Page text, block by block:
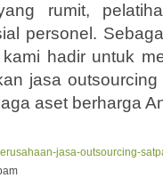
rumit,
personel.
hadir untuk
jasa
aset berharga
jasa-outsourcing-